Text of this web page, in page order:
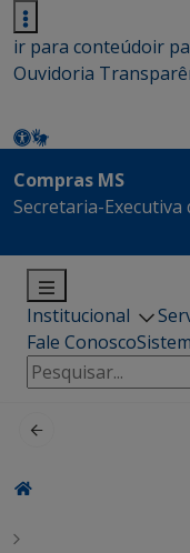
ir para conteúdoir
Ouvidoria
Compras MS
Secretaria-Executiva
Institucional
Fale Conosco
Pesquisar
por: